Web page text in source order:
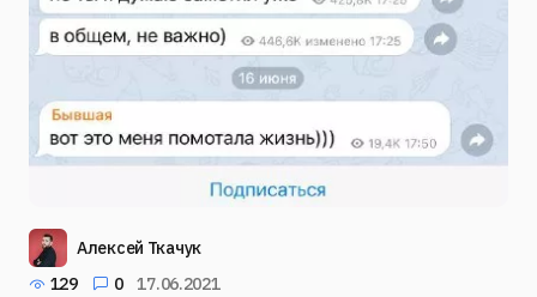
Алексей Ткачук
129
0 17.06.2021